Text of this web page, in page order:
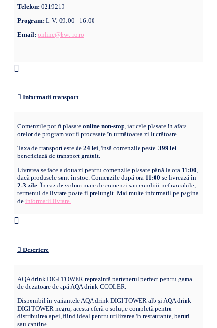
Telefon: 0219219
Program: L-V: 09:00 - 16:00
Email: online@bwt-ro.ro
Informatii transport
Comenzile pot fi plasate online non-stop, iar cele plasate în afara
orelor de program vor fi procesate în următoarea zi lucrătoare.
Taxa de transport este de 24 lei, însă comenzile peste 399 lei
beneficiază de transport gratuit.
Livrarea se face a doua zi pentru comenzile plasate până la ora 11:00,
dacă produsele sunt în stoc. Comenzile după ora 11:00 se livrează în
2-3 zile. În caz de volum mare de comenzi sau condiții nefavorabile,
termenul de livrare poate fi prelungit. Mai multe informatii pe pagina
de informatii livrare.
Descriere
AQA drink DIGI TOWER reprezintă partenerul perfect pentru gama
de dozatoare de apă AQA drink COOLER.
Disponibil în variantele AQA drink DIGI TOWER alb și AQA drink
DIGI TOWER negru, acesta oferă o soluție completă pentru
distribuirea apei, fiind ideal pentru utilizarea în restaurante, baruri
sau cantine.